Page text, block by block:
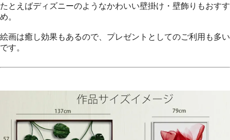
たとえばディズニーのようなかわいい壁掛け・壁飾りもおすす
め。
絵画は癒し効果もあるので、プレゼントとしてのご利用も多い
です。